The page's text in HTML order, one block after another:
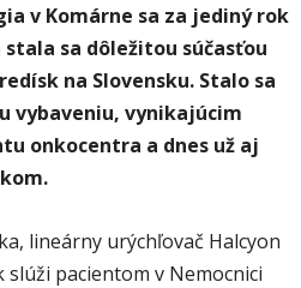
v Komárne sa za jediný rok
sa dôležitou súčasťou
na Slovensku. Stalo sa
vybaveniu, vynikajúcim
onkocentra a dnes už aj
lineárny urýchľovač Halcyon
pacientom v Nemocnici